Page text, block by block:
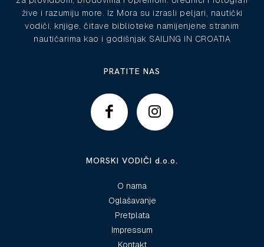
žive i razumiju more. Iz Mora su izrasli peljari, nautički
vodiči, knjige, čitave biblioteke namijenjene stranim
nautičarima kao i godišnjak SAILING IN CROATIA
PRATITE NAS
MORSKI VODIČI d.o.o.
O nama
Oglašavanje
Pretplata
Impressum
Kontakt